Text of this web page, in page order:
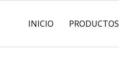
INICIO PRODUCTOS